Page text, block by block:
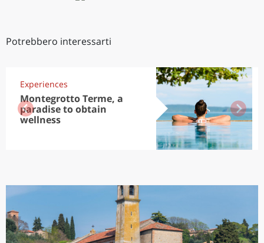
Potrebbero interessarti
Experiences
Montegrotto Terme, a
paradise to obtain
wellness